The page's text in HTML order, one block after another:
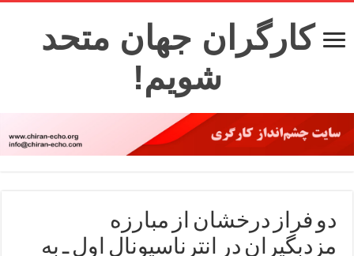
کارگران جهان متحد
شویم!
دو فراز درخشان از مبارزه
مزدبگیران در انترناسیونال اول ـ به